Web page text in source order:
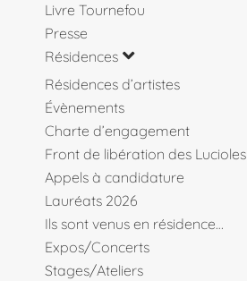
Livre Tournefou
Presse
Résidences
Résidences d’artistes
Évènements
Charte d’engagement
Front de libération des Lucioles
Appels à candidature
Lauréats 2026
Ils sont venus en résidence…
Expos/Concerts
Stages/Ateliers